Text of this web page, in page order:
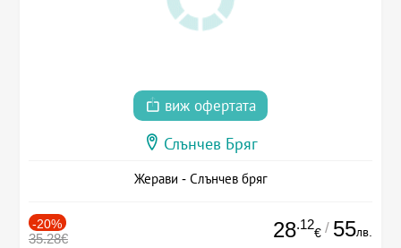
виж офертата
Слънчев Бряг
Жерави - Слънчев бряг
-20%
35.28€ 28.12
€ / 55лв.